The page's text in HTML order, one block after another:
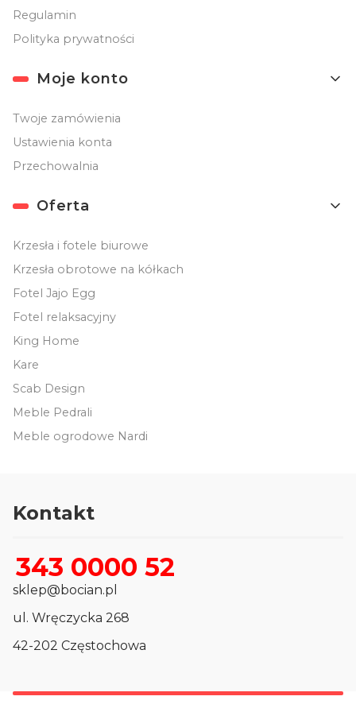
Regulamin
Polityka prywatności
Moje konto
Twoje zamówienia
Ustawienia konta
Przechowalnia
Oferta
Krzesła i fotele biurowe
Krzesła obrotowe na kółkach
Fotel Jajo Egg
Fotel relaksacyjny
King Home
Kare
Scab Design
Meble Pedrali
Meble ogrodowe Nardi
Kontakt
343 0000 52
sklep@bocian.pl
ul. Wręczycka 268
42-202 Częstochowa